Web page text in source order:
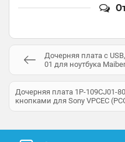
Дочерняя плата с
01 для ноутбука
Дочерняя плата 1P-109CJ01-
кнопками для Sony VPCEC